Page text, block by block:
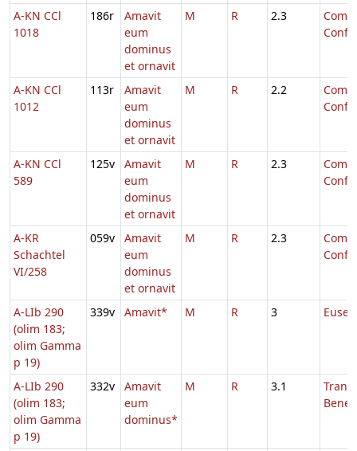
A-KN CCl
1018
186r
Amavit
eum
dominus
et ornavit
M R 2.3
A-KN CCl
1012
113r
Amavit
eum
dominus
et ornavit
M R 2.2
A-KN CCl
589
125v
Amavit
eum
dominus
et ornavit
M R 2.3
A-KR
Schachtel
VI/258
059v
Amavit
eum
dominus
et ornavit
M R 2.3
A-LIb 290
(olim 183;
olim Gamma
p 19)
339v Amavit* M R 3
A-LIb 290
(olim 183;
olim Gamma
p 19)
332v
Amavit
eum
dominus*
M R 3.1